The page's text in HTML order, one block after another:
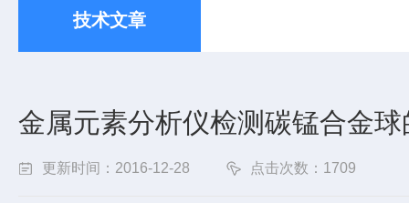
技术文章
金属元素分析仪检测碳锰合金
更新时间：2016-12-28 点击次数：1709